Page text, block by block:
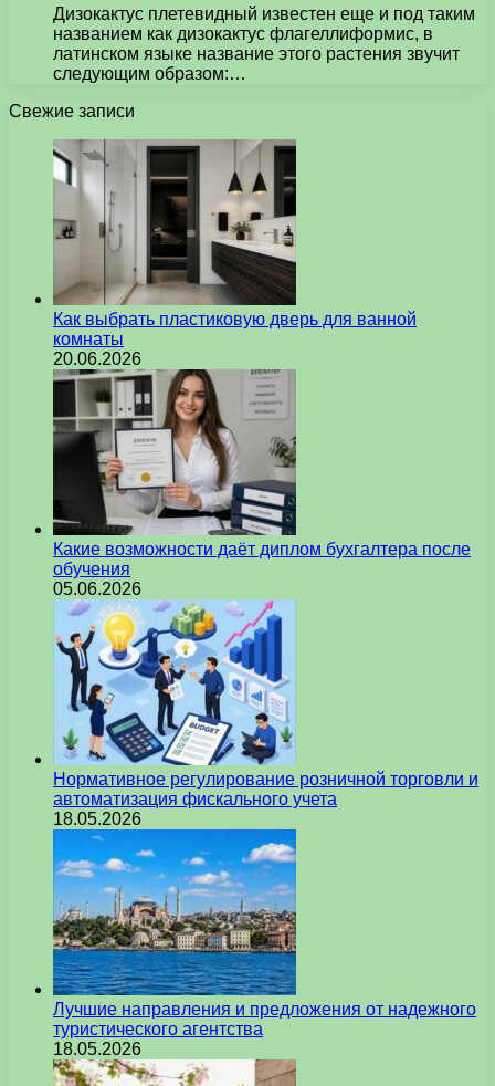
Дизокактус плетевидный известен еще и под таким
названием как дизокактус флагеллиформис, в
латинском языке название этого растения звучит
следующим образом:…
Свежие записи
Как выбрать пластиковую дверь для ванной
комнаты
20.06.2026
Какие возможности даёт диплом бухгалтера после
обучения
05.06.2026
Нормативное регулирование розничной торговли и
автоматизация фискального учета
18.05.2026
Лучшие направления и предложения от надежного
туристического агентства
18.05.2026